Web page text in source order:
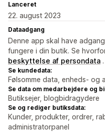
Lanceret
22. august 2023
Dataadgang
Denne app skal have
fungere i din butik. Se
beskyttelse af persondata .
Se kundedata:
Følsomme data, enheds- og
Se data om medarbejdere og
Butiksejer, blogbidragydere
Se og rediger butiksdata:
Kunder, produkter, ordrer,
administratorpanel